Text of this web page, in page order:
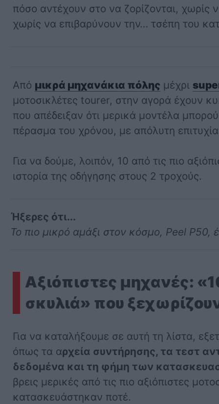
πόσο αντέχουν στο να ζορίζονται, χωρίς
χωρίς να επιβαρύνουν την… τσέπη του
Από μικρά μηχανάκια πόλης μέχρι
μοτοσικλέτες tourer, στην αγορά έχουν
που απέδειξαν ότι μερικά μοντέλα
πέρασμα του χρόνου, με απόλυτη
Για να δούμε, λοιπόν, 10 από τις πιο
ιστορία της οδήγησης στους 2 τροχούς.
Ήξερες ότι...
Το πιο μικρό αμάξι στον κόσμο, Peel P50,
Αξιόπιστες μηχανές:
σκυλιά» που
Για να καταλήξουμε σε αυτή τη λίστα,
όπως τα αρχεία συντήρησης, τα τεστ
δεδομένα και τη φήμη των
βρεις μερικές από τις πιο αξιόπιστες
κατασκευάστηκαν ποτέ.